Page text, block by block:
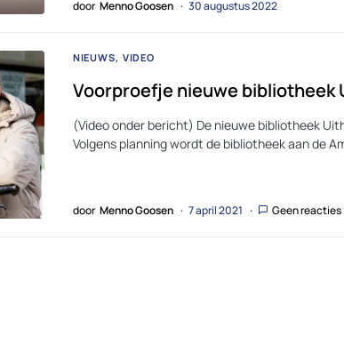
door Menno Goosen 30 augustus 2022
NIEUWS VIDEO
Voorproefje nieuwe bibliotheek
(Video onder bericht) De nieuwe bibliotheek
Volgens planning wordt de bibliotheek aan de
door Menno Goosen 7 april 2021 Geen reacties